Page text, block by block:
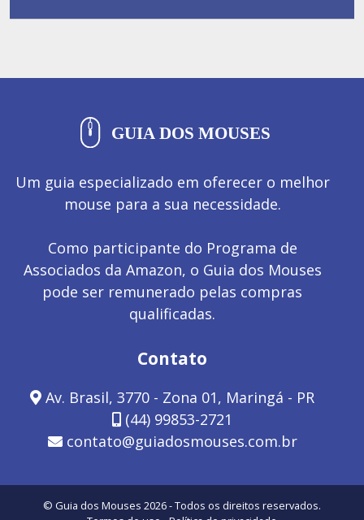
Um guia especializado em oferecer o melhor
mouse para a sua necessidade.
Como participante do Programa de
Associados da Amazon, o Guia dos Mouses
pode ser remunerado pelas compras
qualificadas.
Contato
Av. Brasil, 3770 - Zona 01, Maringá - PR
(44) 99853-2721
contato@guiadosmouses.com.br
© Guia dos Mouses 2026 - Todos os direitos reservados.